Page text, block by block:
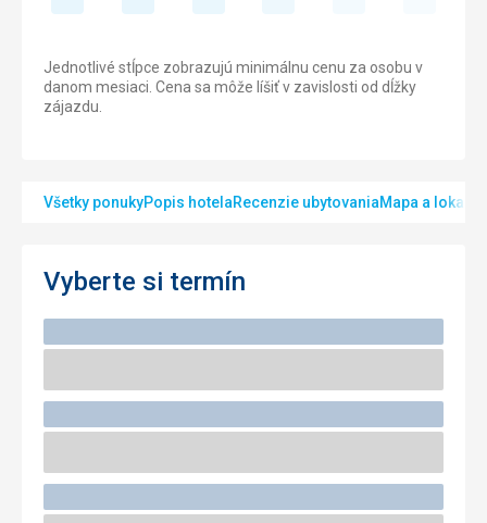
Jednotlivé stĺpce zobrazujú minimálnu cenu za osobu v
danom mesiaci. Cena sa môže líšiť v zavislosti od dĺžky
zájazdu.
Všetky ponukyPopis hotelaRecenzie ubytovaniaMapa a lokalita
Vyberte si termín